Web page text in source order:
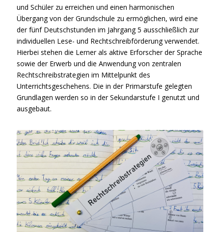
und Schüler zu erreichen und einen harmonischen
Übergang von der Grundschule zu ermöglichen, wird eine
der fünf Deutschstunden im Jahrgang 5 ausschließlich zur
individuellen Lese- und Rechtschreibförderung verwendet.
Hierbei stehen die Lerner als aktive Erforscher der Sprache
sowie der Erwerb und die Anwendung von zentralen
Rechtschreibstrategien im Mittelpunkt des
Unterrichtsgeschehens. Die in der Primarstufe gelegten
Grundlagen werden so in der Sekundarstufe I genutzt und
ausgebaut.